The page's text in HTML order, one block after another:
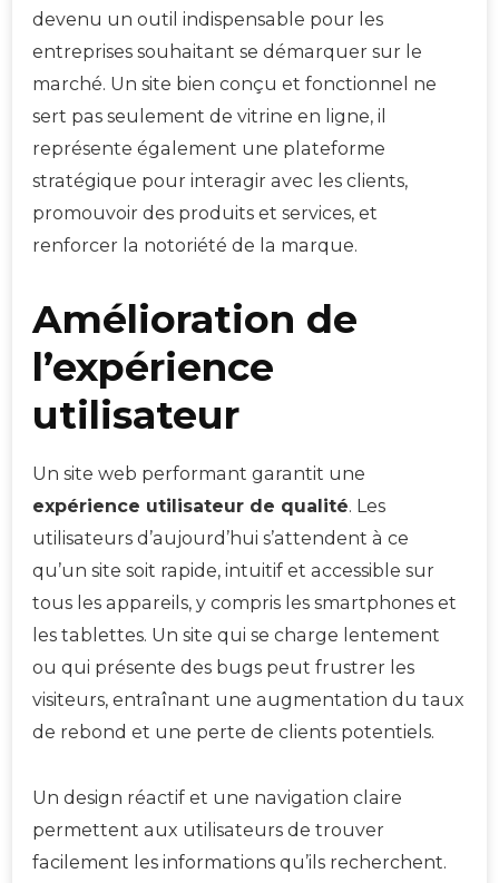
devenu un outil indispensable pour les
entreprises souhaitant se démarquer sur le
marché. Un site bien conçu et fonctionnel ne
sert pas seulement de vitrine en ligne, il
représente également une plateforme
stratégique pour interagir avec les clients,
promouvoir des produits et services, et
renforcer la notoriété de la marque.
Amélioration de
l’expérience
utilisateur
Un site web performant garantit une
expérience utilisateur de qualité. Les
utilisateurs d’aujourd’hui s’attendent à ce
qu’un site soit rapide, intuitif et accessible sur
tous les appareils, y compris les smartphones et
les tablettes. Un site qui se charge lentement
ou qui présente des bugs peut frustrer les
visiteurs, entraînant une augmentation du taux
de rebond et une perte de clients potentiels.
Un design réactif et une navigation claire
permettent aux utilisateurs de trouver
facilement les informations qu’ils recherchent.